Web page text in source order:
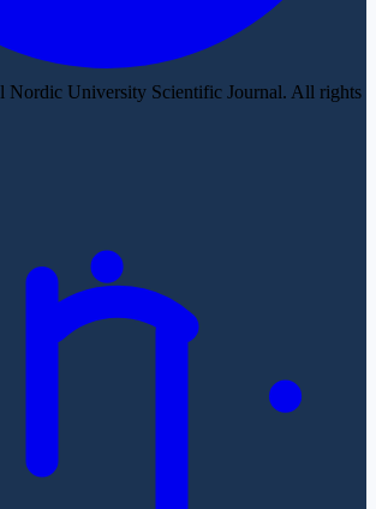
Nordic University Scientific Journal. All rights